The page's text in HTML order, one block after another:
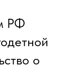
РФ
о